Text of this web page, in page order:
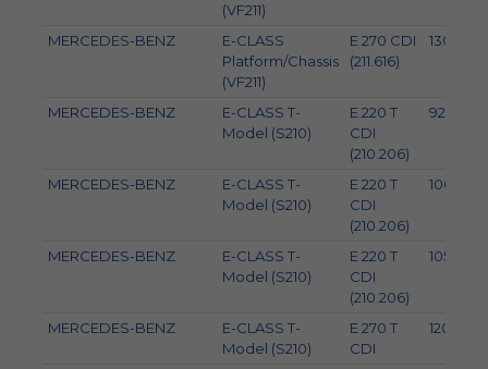
(VF211)
MERCEDES-BENZ
E-CLASS
Platform/Chassis
(VF211)
E 270 CDI
(211.616)
130
MERCEDES-BENZ
E-CLASS T-
Model (S210)
E 220 T
CDI
(210.206)
92
MERCEDES-BENZ
E-CLASS T-
Model (S210)
E 220 T
CDI
(210.206)
100
MERCEDES-BENZ
E-CLASS T-
Model (S210)
E 220 T
CDI
(210.206)
105
MERCEDES-BENZ
E-CLASS T-
Model (S210)
E 270 T
CDI
120